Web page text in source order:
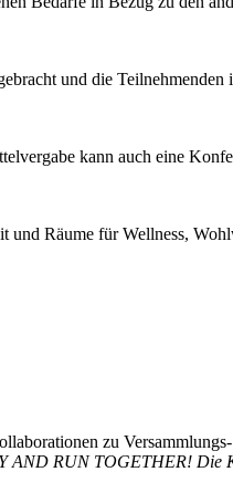
und die Teilnehmenden
kann auch eine
und Räume für Wellness,
zu
AND RUN TOGETHER! Die